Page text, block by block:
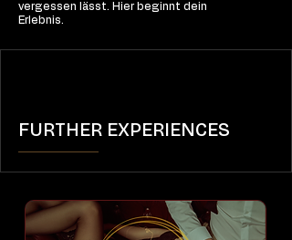
vergessen lässt. Hier beginnt dein
Erlebnis.
FURTHER EXPERIENCES